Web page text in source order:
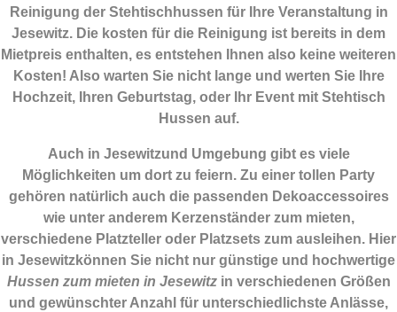
Reinigung der Stehtischhussen für Ihre Veranstaltung in
Jesewitz. Die kosten für die Reinigung ist bereits in dem
Mietpreis enthalten, es entstehen Ihnen also keine weiteren
Kosten! Also warten Sie nicht lange und werten Sie Ihre
Hochzeit, Ihren Geburtstag, oder Ihr Event mit Stehtisch
Hussen auf.
Auch in Jesewitzund Umgebung gibt es viele
Möglichkeiten um dort zu feiern. Zu einer tollen Party
gehören natürlich auch die passenden Dekoaccessoires
wie unter anderem Kerzenständer zum mieten,
verschiedene Platzteller oder Platzsets zum ausleihen. Hier
in Jesewitzkönnen Sie nicht nur günstige und hochwertige
Hussen zum mieten in Jesewitzin verschiedenen Größen
und gewünschter Anzahl für unterschiedlichste Anlässe,